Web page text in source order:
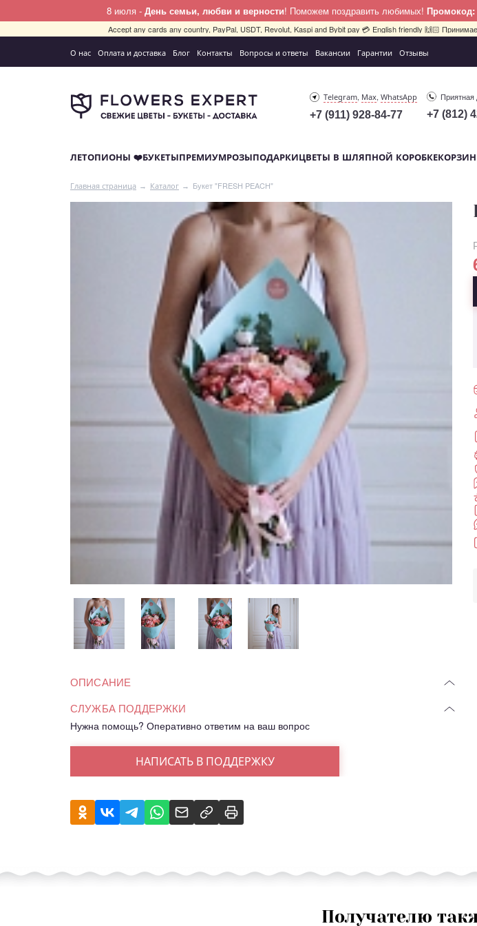
8 июля - День семьи, любви и верности! Поможем поздравить любимых!
Accept any cards any country, PayPal, USDT, Revolut, Kaspi and Bybit pay 💳 English friendly 🙌🏻
О нас Оплата и доставка Блог Контакты Вопросы и ответы Вакансии Гарантии Отзывы
Telegram, Max,WhatsApp
+7 (911) 928-84-77
Приятная
+7 (812)
ЛЕТОПИОНЫ ❤️БУКЕТЫПРЕМИУМРОЗЫПОДАРКИЦВЕТЫ В ШЛЯПНОЙ КОРОБКЕ
Главная страница Каталог Букет "FRESH PEACH"
ОПИСАНИЕ
СЛУЖБА ПОДДЕРЖКИ
Нужна помощь? Оперативно ответим на ваш вопрос
НАПИСАТЬ В ПОДДЕРЖКУ
Получателю